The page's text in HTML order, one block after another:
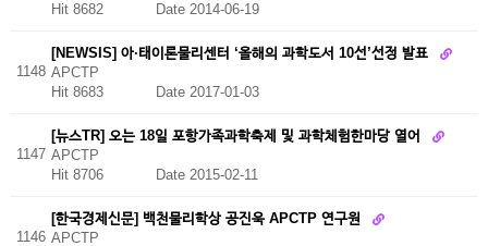
Hit 8682
Date 2014-06-19
1148
[NEWSIS] 아·태이론물리센터 ‘올해의 과학도서 10선’선정 발표
APCTP
Hit 8683
Date 2017-01-03
1147
[뉴스TR] 오는 18일 포항가족과학축제 및 과학체험한마당 열어
APCTP
Hit 8706
Date 2015-02-11
1146
[한국경제신문] 백천물리학상 공진욱 APCTP 연구원
APCTP